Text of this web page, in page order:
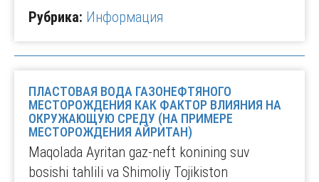
Рубрика: Информация
ПЛАСТОВАЯ ВОДА ГАЗОНЕФТЯНОГО
МЕСТОРОЖДЕНИЯ КАК ФАКТОР ВЛИЯНИЯ НА
ОКРУЖАЮЩУЮ СРЕДУ (НА ПРИМЕРЕ
МЕСТОРОЖДЕНИЯ АЙРИТАН)
Maqolada Ayritan gaz-neft konining suv
bosishi tahlili va Shimoliy Tojikiston